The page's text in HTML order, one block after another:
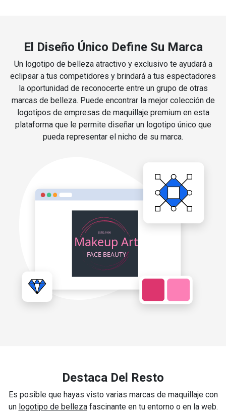
El Diseño Único Define Su Marca
Un logotipo de belleza atractivo y exclusivo te ayudará a
eclipsar a tus competidores y brindará a tus espectadores
la oportunidad de reconocerte entre un grupo de otras
marcas de belleza. Puede encontrar la mejor colección de
logotipos de empresas de maquillaje premium en esta
plataforma que le permite diseñar un logotipo único que
pueda representar el nicho de su marca.
Destaca Del Resto
Es posible que hayas visto varias marcas de maquillaje con
un logotipo de bellezafascinante en tu entorno o en la web.